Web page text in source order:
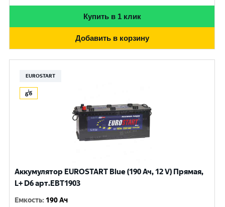
Купить в 1 клик
Добавить в корзину
EUROSTART
Аккумулятор EUROSTART Blue (190 Ач, 12 V) Прямая,
L+ D6 арт.EBT1903
Емкость: 190 Ач